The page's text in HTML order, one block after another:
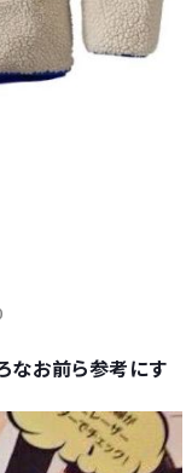
なお前ら参考にす